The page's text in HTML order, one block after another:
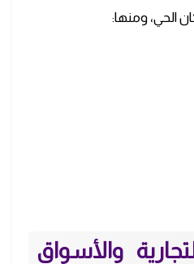
الحي، ومنها:
والأسواق